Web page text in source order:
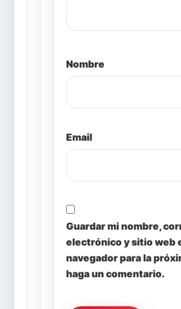
Nombre
Email
Guardar mi nombre,
electrónico y sitio web
navegador para la
haga un comentario.